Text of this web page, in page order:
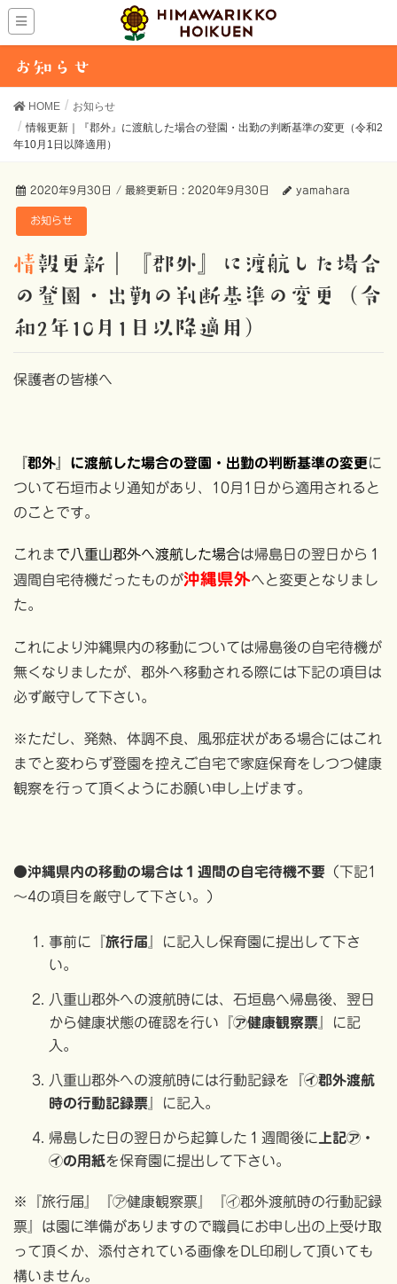
お知らせ
HOME
お知らせ
情報更新｜『郡外』に渡航した場合の登園・出勤の判断基準の変更（令和2
年10月1日以降適用）
2020年9月30日 / 最終更新日 : 2020年9月30日 yamahara
お知らせ
情報更新｜『郡外』に渡航した場合
の登園・出勤の判断基準の変更（令
和2年10月1日以降適用）
保護者の皆様へ
『郡外』に渡航した場合の登園・出勤の判断基準の変更に
ついて石垣市より通知があり、10月1日から適用されると
のことです。
これまで八重山郡外へ渡航した場合は帰島日の翌日から１
週間自宅待機だったものが沖縄県外へと変更となりまし
た。
これにより沖縄県内の移動については帰島後の自宅待機が
無くなりましたが、郡外へ移動される際には下記の項目は
必ず厳守して下さい。
※ただし、発熱、体調不良、風邪症状がある場合にはこれ
までと変わらず登園を控えご自宅で家庭保育をしつつ健康
観察を行って頂くようにお願い申し上げます。
●沖縄県内の移動の場合は１週間の自宅待機不要 （下記1
～4の項目を厳守して下さい。）
事前に 『旅行届』
に記入し保育園に提出して下さ
い。
八重山郡外への渡航時には、石垣島へ帰島後、翌日
から健康状態の確認を行い 『㋐健康観察票』
に記
入。
八重山郡外への渡航時には行動記録を
『㋑郡外渡航
時の行動記録票』
に記入。
帰島した日の翌日から起算した１週間後に
上記㋐・
㋑の用紙を保育園に提出して下さい。
※『旅行届』『㋐健康観察票』『㋑郡外渡航時の行動記録
票』は園に準備がありますので職員にお申し出の上受け取
って頂くか、添付されている画像をDL印刷して頂いても
構いません。